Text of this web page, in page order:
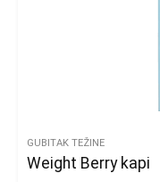
GUBITAK TEŽINE
Weight Berry kapi